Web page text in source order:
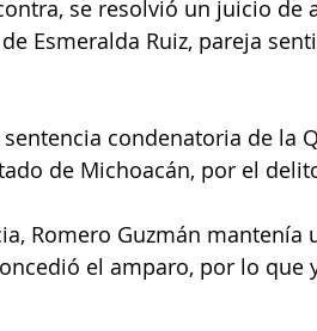
se resolvió un juicio de
Esmeralda Ruiz, pareja
condenatoria de la
de Michoacán, por el
Romero Guzmán mantenía
el amparo, por lo que